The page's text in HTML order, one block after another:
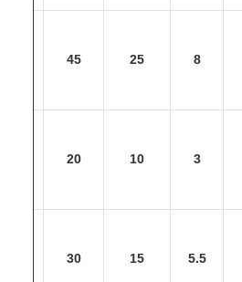
8
25
45
3
10
20
5.5
15
30